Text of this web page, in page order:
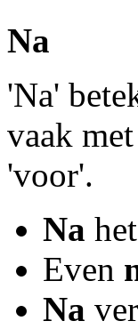
Na
'Na'
vaak
'voor'.
Na
Even
Na